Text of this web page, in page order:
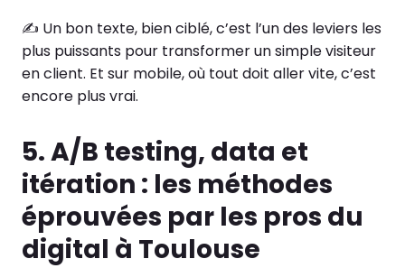
✍️ Un bon texte, bien ciblé, c’est l’un des leviers les
plus puissants pour transformer un simple visiteur
en client. Et sur mobile, où tout doit aller vite, c’est
encore plus vrai.
5. A/B testing, data et
itération : les méthodes
éprouvées par les pros du
digital à Toulouse